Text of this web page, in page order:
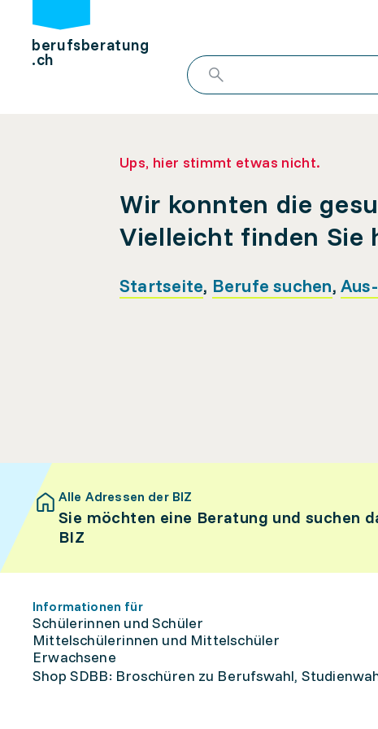
berufsberatung
.ch
Ups, hier stimmt etwas nicht.
Wir konnten die
Vielleicht finden Sie
Startseite, Berufe suchen,
Alle Adressen der BIZ
Sie möchten eine Beratung und suchen
BIZ
Informationen für
Schülerinnen und Schüler
Mittelschülerinnen und Mittelschüler
Erwachsene
Shop SDBB: Broschüren zu Berufswahl,